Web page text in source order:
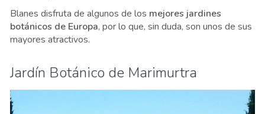
Blanes disfruta de algunos de los mejores jardines
botánicos de Europa, por lo que, sin duda, son unos de sus
mayores atractivos.
Jardín Botánico de Marimurtra